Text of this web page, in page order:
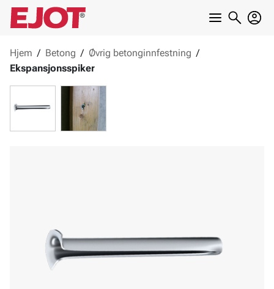
Hjem / Betong / Øvrig betonginnfestning /
Ekspansjonsspiker